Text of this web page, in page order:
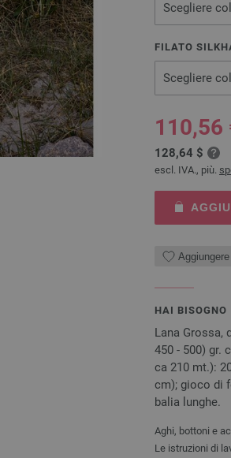
Scegliere
FILATO
Scegliere
110,56
128,64 $
escl. IVA., più.
HAI BISOGNO
Lana Grossa,
450 - 500) gr.
ca 210 mt.):
cm); gioco di
balia lunghe.
Aghi, bottoni e
Le istruzioni di